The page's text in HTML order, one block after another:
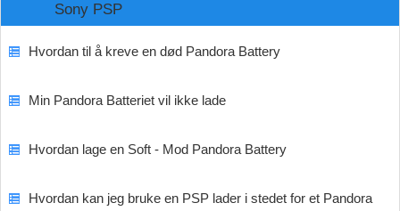
Sony PSP
Hvordan til å kreve en død Pandora Battery
Min Pandora Batteriet vil ikke lade
Hvordan lage en Soft - Mod Pandora Battery
Hvordan kan jeg bruke en PSP lader i stedet for et Pandora